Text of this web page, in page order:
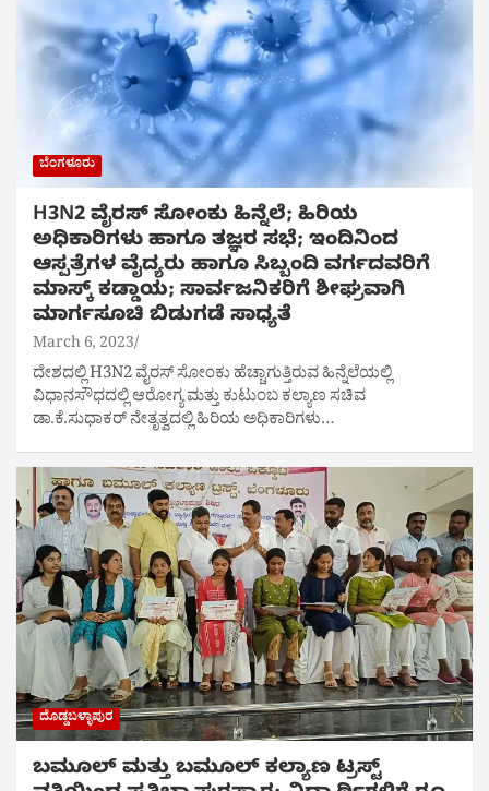
ಬೆಂಗಳೂರು
H3N2 ವೈರಸ್ ಸೋಂಕು ಹಿನ್ನೆಲೆ; ಹಿರಿಯ
ಅಧಿಕಾರಿಗಳು ಹಾಗೂ ತಜ್ಞರ ಸಭೆ; ಇಂದಿನಿಂದ
ಆಸ್ಪತ್ರೆಗಳ ವೈದ್ಯರು ಹಾಗೂ ಸಿಬ್ಬಂದಿ ವರ್ಗದವರಿಗೆ
ಮಾಸ್ಕ್ ಕಡ್ಡಾಯ; ಸಾರ್ವಜನಿಕರಿಗೆ ಶೀಘ್ರವಾಗಿ
ಮಾರ್ಗಸೂಚಿ ಬಿಡುಗಡೆ ಸಾಧ್ಯತೆ
March 6, 2023
ದೇಶದಲ್ಲಿ H3N2 ವೈರಸ್ ಸೋಂಕು ಹೆಚ್ಚಾಗುತ್ತಿರುವ ಹಿನ್ನೆಲೆಯಲ್ಲಿ
ವಿಧಾನಸೌಧದಲ್ಲಿ ಆರೋಗ್ಯ ಮತ್ತು ಕುಟುಂಬ ಕಲ್ಯಾಣ ಸಚಿವ
ಡಾ.ಕೆ.ಸುಧಾಕರ್ ನೇತೃತ್ವದಲ್ಲಿ ಹಿರಿಯ ಅಧಿಕಾರಿಗಳು…
ದೊಡ್ಡಬಳ್ಳಾಪುರ
ಬಮೂಲ್ ಮತ್ತು ಬಮೂಲ್ ಕಲ್ಯಾಣ ಟ್ರಸ್ಟ್